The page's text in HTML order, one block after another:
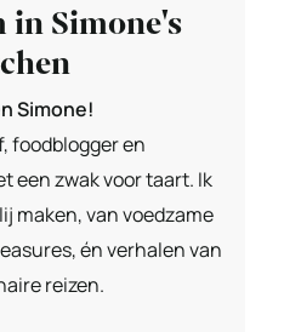
in Simone's
Simone!
foodblogger en
een zwak voor taart. Ik
maken, van voedzame
én verhalen van
reizen.